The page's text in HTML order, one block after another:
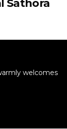
Sathora
welcomes